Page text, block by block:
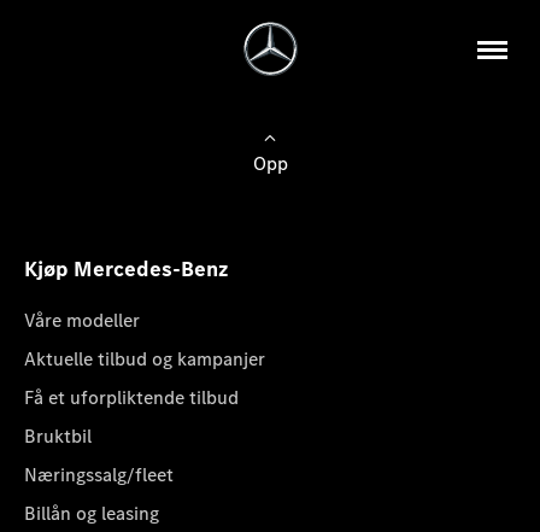
Opp
Kjøp Mercedes-Benz
Våre modeller
Aktuelle tilbud og kampanjer
Få et uforpliktende tilbud
Bruktbil
Næringssalg/fleet
Billån og leasing